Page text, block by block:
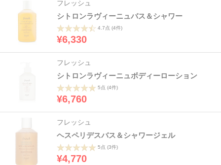
フレッシュ
シトロンラヴィーニュバス＆シャワー
4.7点 (4件)
¥6,330
フレッシュ
シトロンラヴィーニュボディーローション
5点 (4件)
¥6,760
フレッシュ
ヘスペリデスバス＆シャワージェル
5点 (3件)
¥4,770